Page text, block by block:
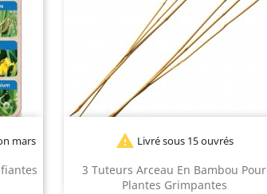
mars
3 Tuteurs Arceau En Bambou Pour
Plantes Grimpantes
 Livré sous 15 ouvrés